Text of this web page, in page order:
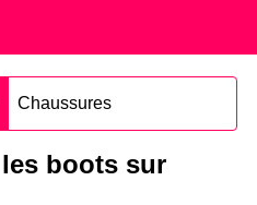
Chaussures
boots sur